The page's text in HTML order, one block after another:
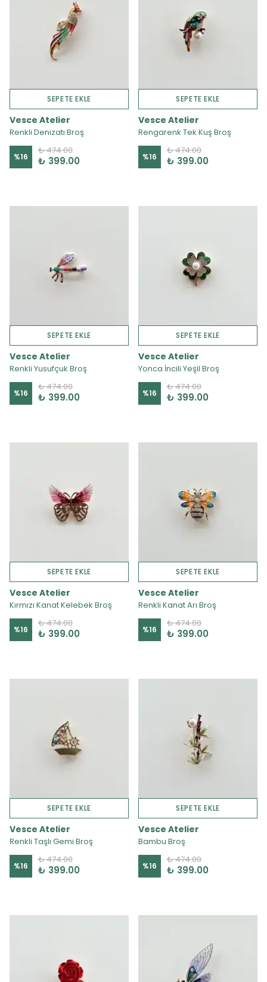
SEPETE EKLE
Vesce Atelier
Renkli Denizatı Broş
%16
₺ 474.00
₺ 399.00
SEPETE EKLE
Vesce Atelier
Rengarenk Tek Kuş Broş
%16
₺ 474.00
₺ 399.00
SEPETE EKLE
Vesce Atelier
Renkli Yusufçuk Broş
%16
₺ 474.00
₺ 399.00
SEPETE EKLE
Vesce Atelier
Yonca İncili Yeşil Broş
%16
₺ 474.00
₺ 399.00
SEPETE EKLE
Vesce Atelier
Kırmızı Kanat Kelebek Broş
%16
₺ 474.00
₺ 399.00
SEPETE EKLE
Vesce Atelier
Renkli Kanat Arı Broş
%16
₺ 474.00
₺ 399.00
SEPETE EKLE
Vesce Atelier
Renkli Taşlı Gemi Broş
%16
₺ 474.00
₺ 399.00
SEPETE EKLE
Vesce Atelier
Bambu Broş
%16
₺ 474.00
₺ 399.00